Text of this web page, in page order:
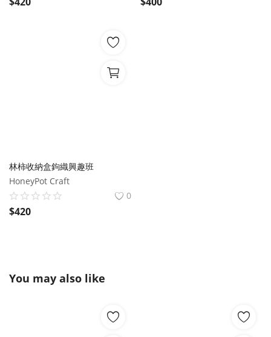
林柿收納盒鉤織興趣班
HoneyPot Craft
0
$420
You may also like